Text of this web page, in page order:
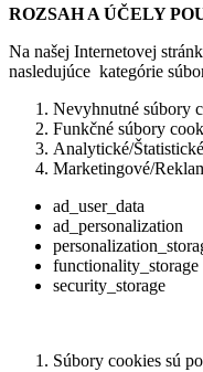
ROZSAH A ÚČELY
Na našej Internetovej
nasledujúce kategórie
Nevyhnutné súbory
Funkčné súbory
Analytické/
Marketingové/
ad_user_data
ad_personalization
functionality_storage
security_storage
Súbory cookies sú